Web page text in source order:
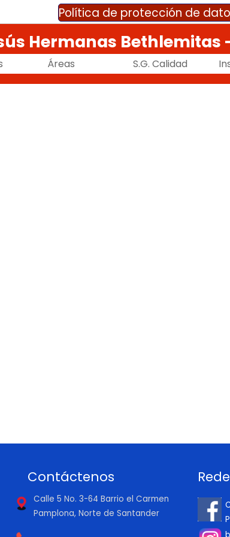
Saltar menú
▼
Áreas ▼
S.G. Calidad
Hermanas Bethlemitas
Política de protección de
Contáctenos
Calle 5 No. 3-64 Barrio el Carmen
Pamplona, Norte de Santander